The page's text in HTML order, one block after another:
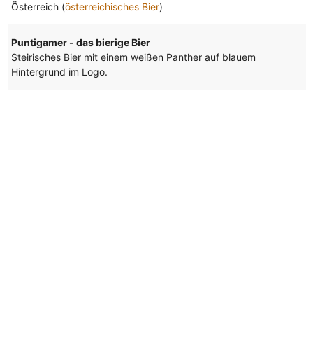
Österreich (österreichisches Bier)
Puntigamer - das bierige Bier
Steirisches Bier mit einem weißen Panther auf blauem
Hintergrund im Logo.